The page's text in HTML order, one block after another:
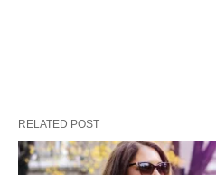
RELATED POST